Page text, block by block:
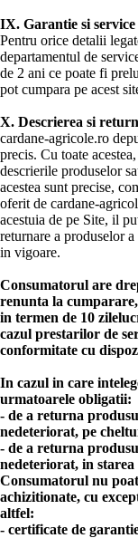
IX. Garantie si
Pentru orice detalii
departamentul de
de 2 ani ce poate fi
pot cumpara pe acest
X. Descrierea si
cardane-agricole.ro
precis. Cu toate
descrierile produselor
acestea sunt precise,
oferit de cardane-
acestuia de pe Site, il
returnare a produselor
in vigoare.
Consumatorul are
renunta la
in termen de 10
cazul prestarilor de
conformitate cu
In cazul in care
urmatoarele obligatii:
- de a returna
nedeteriorat, pe
- de a returna
nedeteriorat, in
Consumatorul nu
achizitionate, cu
altfel:
- certificate de